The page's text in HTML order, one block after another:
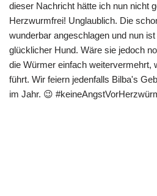
dieser Nachricht hätte ich nun nicht
Herzwurmfrei! Unglaublich. Die
wunderbar angeschlagen und nun
glücklicher Hund. Wäre sie jedoch
die Würmer einfach weitervermehrt,
führt. Wir feiern jedenfalls Bilba's
im Jahr. 😉